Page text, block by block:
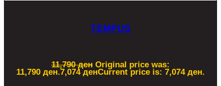
TEMPUS
11,790ден Original price was:
11,790 ден.7,074 денCurrent price is: 7,074 ден.